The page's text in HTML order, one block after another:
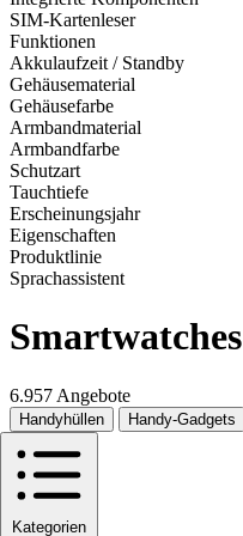
SIM-Kartenleser
Funktionen
Akkulaufzeit / Standby
Gehäusematerial
Gehäusefarbe
Armbandmaterial
Armbandfarbe
Schutzart
Tauchtiefe
Erscheinungsjahr
Eigenschaften
Produktlinie
Sprachassistent
Smartwatches
6.957 Angebote
Handyhüllen Handy-Gadgets
Kategorien